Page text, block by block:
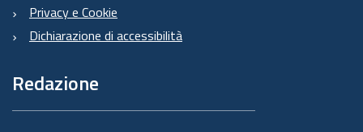
Privacy e Cookie
Dichiarazione di accessibilità
Redazione